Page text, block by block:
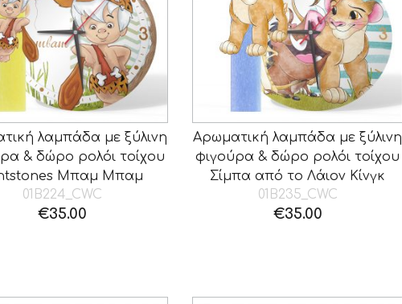
λαμπάδα με ξύλινη
& δώρο ρολόι τοίχου
Μπαμ Μπαμ
01B224_CWC
€35.00
Αρωματική λαμπάδα με ξύλινη
φιγούρα & δώρο ρολόι τοίχου
Σίμπα από το Λάιον Κίνγκ
01B235_CWC
€35.00